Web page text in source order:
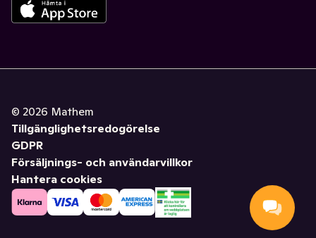
© 2026 Mathem
Tillgänglighetsredogörelse
GDPR
Försäljnings- och användarvillkor
Hantera cookies